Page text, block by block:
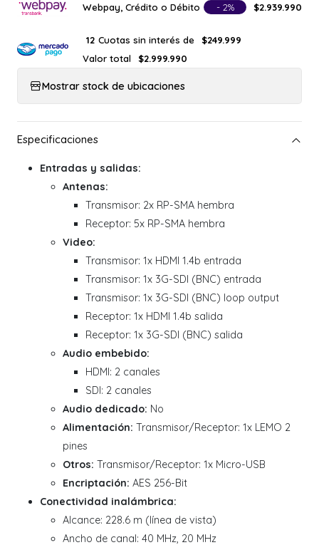
Webpay, Crédito o Débito - 2% $2.939.990
12 Cuotas sin interés de
$249.999
Valor total
$2.999.990
Mostrar stock de ubicaciones
Entradas y salidas:
Antenas:
Transmisor: 2x RP-SMA hembra
Receptor: 5x RP-SMA hembra
Video:
Transmisor: 1x HDMI 1.4b entrada
Transmisor: 1x 3G-SDI (BNC) entrada
Transmisor: 1x 3G-SDI (BNC) loop output
Receptor: 1x HDMI 1.4b salida
Receptor: 1x 3G-SDI (BNC) salida
Audio embebido:
HDMI: 2 canales
SDI: 2 canales
Audio dedicado: No
Alimentación: Transmisor/Receptor: 1x LEMO 2
pines
Otros: Transmisor/Receptor: 1x Micro-USB
Encriptación: AES 256-Bit
Conectividad inalámbrica:
Alcance: 228.6 m (línea de vista)
Ancho de canal: 40 MHz, 20 MHz